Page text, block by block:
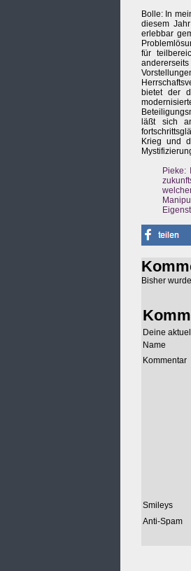
Bolle: In
diesem
erlebbar
für
bietet der
läßt sich
Krieg und
Pieke:
Bisher
Deine
Name
Kommentar
Smileys
Anti-Spam